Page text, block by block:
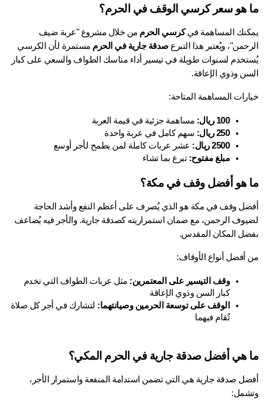
هو سعر كرسي الوقف في الحرم؟
المساهمة في كرسي الحرم
من خلال مشروع "عربة ضيف
ويُعتبر هذا التبرع صدقة جارية في الحرم
مستمرة لأن الكرسي
يُستخدم لسنوات طويلة في تيسير أداء مناسك الطواف والسعي على كبار
وذوي الإعاقة.
المساهمة المتاحة:
100 ريال:
مساهمة جزئية في قيمة العربة
250 ريال:
سهم كامل في عربة واحدة
2500 ريال:
عشر عربات كاملة لمن يطمح لأجر أوسع
مبلغ مفتوح: تبرع بما تشاء
هو أفضل وقف في مكة؟
أفضل وقف في مكة هو الذي يُصرف على أعظم النفع وأشد الحاجة
لضيوف الرحمن، مع ضمان استمراريته كصدقة جارية. والأجر فيه يُضاعف
المكان المقدس.
أفضل أنواع الأوقاف:
وقف التيسير على المعتمرين:
مثل عربات الطواف التي تخدم
كبار السن وذوي الإعاقة
الوقف على توسعة الحرمين وصيانتهما:
لتشارك في أجر كل صلاة
تُقام فيهما
هي أفضل صدقة جارية في الحرم المكي؟
أفضل صدقة جارية هي التي تضمن استدامة المنفعة واستمرار الأجر،